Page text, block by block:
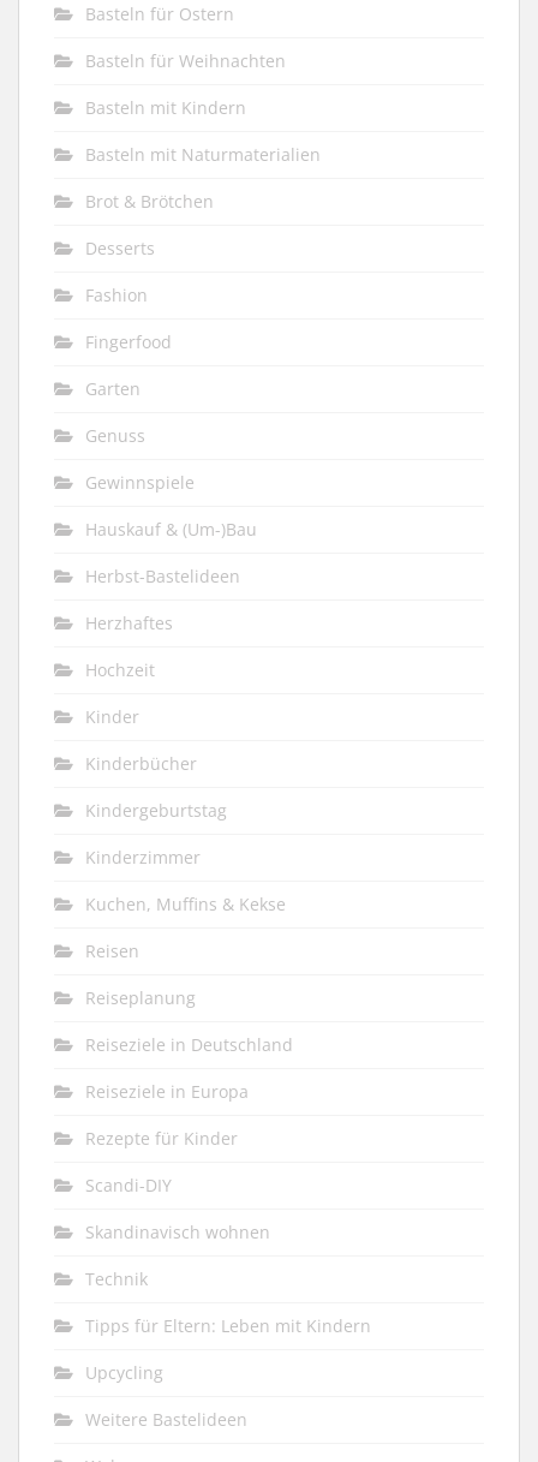
Basteln für Ostern
Basteln für Weihnachten
Basteln mit Kindern
Basteln mit Naturmaterialien
Brot & Brötchen
Desserts
Fashion
Fingerfood
Garten
Genuss
Gewinnspiele
Hauskauf & (Um-)Bau
Herbst-Bastelideen
Herzhaftes
Hochzeit
Kinder
Kinderbücher
Kindergeburtstag
Kinderzimmer
Kuchen, Muffins & Kekse
Reisen
Reiseplanung
Reiseziele in Deutschland
Reiseziele in Europa
Rezepte für Kinder
Scandi-DIY
Skandinavisch wohnen
Technik
Tipps für Eltern: Leben mit Kindern
Upcycling
Weitere Bastelideen